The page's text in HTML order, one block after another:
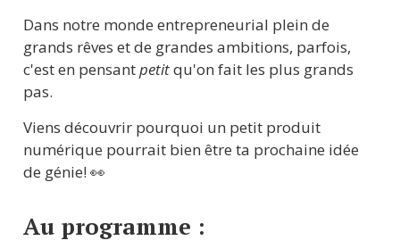
Dans notre monde entrepreneurial plein de
grands rêves et de grandes ambitions, parfois,
c'est en pensant petit qu'on fait les plus grands
pas.
Viens découvrir pourquoi un petit produit
numérique pourrait bien être ta prochaine idée
de génie! 👀
Au programme :